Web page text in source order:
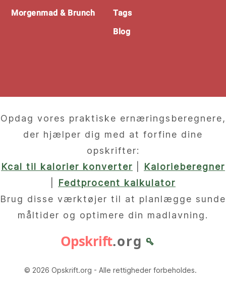
Morgenmad & Brunch
Tags
Blog
Opdag vores praktiske ernæringsberegnere,
der hjælper dig med at forfine dine
opskrifter:
Kcal til kalorier konverter
Kalorieberegner
Fedtprocent kalkulator
Brug disse værktøjer til at planlægge sunde
måltider og optimere din madlavning.
Opskrift.org 🥄
© 2026 Opskrift.org - Alle rettigheder forbeholdes.